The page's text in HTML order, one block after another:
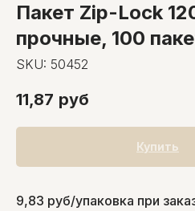
Пакет Zip-Lock
прочные, 100
SKU: 50452
11,87 руб
Купить
9,83 руб/упаковка при